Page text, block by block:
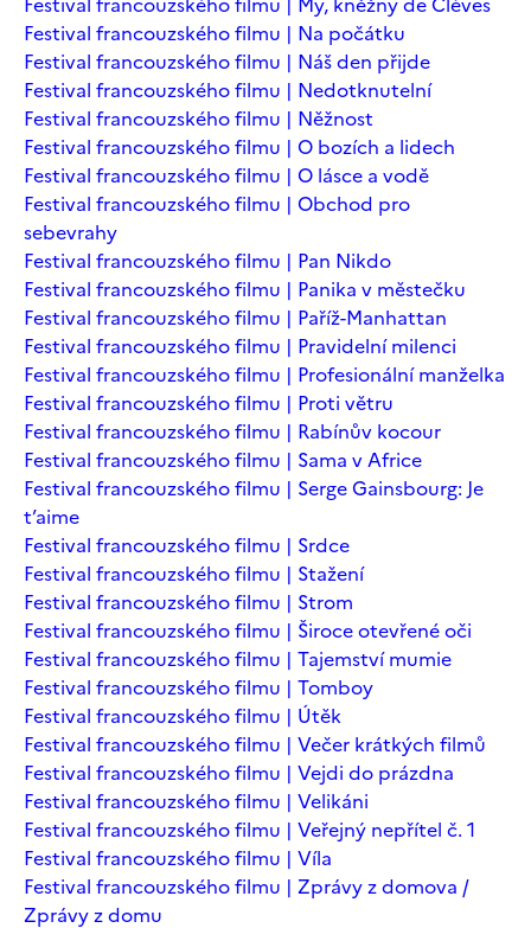
Festival francouzského filmu | Na počátku
Festival francouzského filmu | Náš den přijde
Festival francouzského filmu | Nedotknutelní
Festival francouzského filmu | Něžnost
Festival francouzského filmu | O bozích a lidech
Festival francouzského filmu | O lásce a vodě
Festival francouzského filmu | Obchod pro
sebevrahy
Festival francouzského filmu | Pan Nikdo
Festival francouzského filmu | Panika v městečku
Festival francouzského filmu | Paříž-Manhattan
Festival francouzského filmu | Pravidelní milenci
Festival francouzského filmu | Profesionální manželka
Festival francouzského filmu | Proti větru
Festival francouzského filmu | Rabínův kocour
Festival francouzského filmu | Sama v Africe
Festival francouzského filmu | Serge Gainsbourg: Je
t’aime
Festival francouzského filmu | Srdce
Festival francouzského filmu | Stažení
Festival francouzského filmu | Strom
Festival francouzského filmu | Široce otevřené oči
Festival francouzského filmu | Tajemství mumie
Festival francouzského filmu | Tomboy
Festival francouzského filmu | Útěk
Festival francouzského filmu | Večer krátkých filmů
Festival francouzského filmu | Vejdi do prázdna
Festival francouzského filmu | Velikáni
Festival francouzského filmu | Veřejný nepřítel č. 1
Festival francouzského filmu | Víla
Festival francouzského filmu | Zprávy z domova /
Zprávy z domu